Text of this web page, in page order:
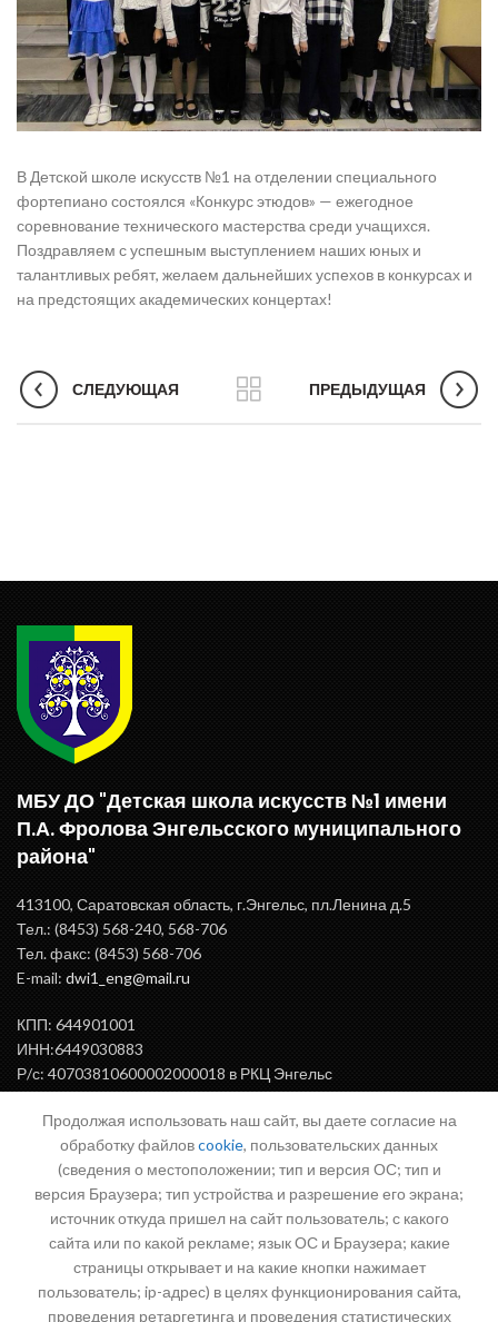
В Детской школе искусств №1 на отделении специального
фортепиано состоялся «Конкурс этюдов» — ежегодное
соревнование технического мастерства среди учащихся.
Поздравляем с успешным выступлением наших юных и
талантливых ребят, желаем дальнейших успехов в конкурсах и
на предстоящих академических концертах!
СЛЕДУЮЩАЯ ПРЕДЫДУЩАЯ
МБУ ДО "Детская школа искусств №1 имени
П.А. Фролова Энгельсского муниципального
района"
413100, Саратовская область, г.Энгельс, пл.Ленина д.5
Тел.: (8453) 568-240, 568-706
Тел. факс: (8453) 568-706
E-mail: dwi1_eng@mail.ru
КПП: 644901001
ИНН:6449030883
Р/с: 40703810600002000018 в РКЦ Энгельс
БИК: 046375000
ВАЖНАЯ ИНФОРМАЦИЯ
Письмо директору
Продолжая использовать наш сайт, вы даете согласие на
обработку файловcookie, пользовательских данных
(сведения о местоположении; тип и версия ОС; тип и
версия Браузера; тип устройства и разрешение его экрана;
источник откуда пришел на сайт пользователь; с какого
сайта или по какой рекламе; язык ОС и Браузера; какие
страницы открывает и на какие кнопки нажимает
пользователь; ip-адрес) в целях функционирования сайта,
проведения ретаргетинга и проведения статистических